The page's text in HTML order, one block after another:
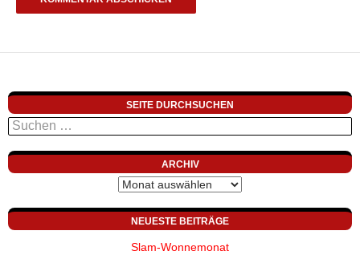
SEITE DURCHSUCHEN
Suchen
nach:
ARCHIV
Archiv
NEUESTE BEITRÄGE
Slam-Wonnemonat